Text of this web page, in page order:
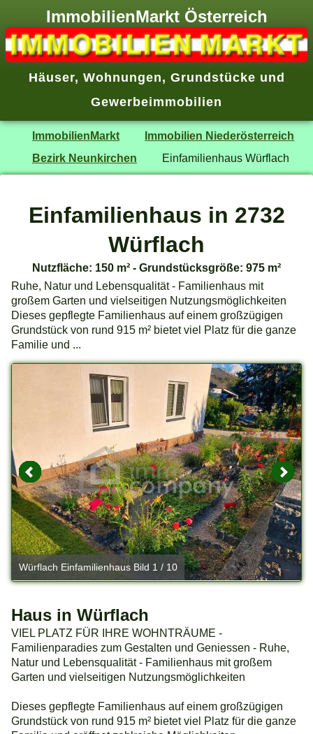
ImmobilienMarkt Österreich
Häuser, Wohnungen, Grundstücke und
Gewerbeimmobilien
ImmobilienMarkt
Immobilien Niederösterreich
Bezirk Neunkirchen
Einfamilienhaus Würflach
Einfamilienhaus in 2732
Würflach
Nutzfläche: 150 m² - Grundstücksgröße: 975 m²
Ruhe, Natur und Lebensqualität - Familienhaus mit
großem Garten und vielseitigen Nutzungsmöglichkeiten
Dieses gepflegte Familienhaus auf einem großzügigen
Grundstück von rund 915 m² bietet viel Platz für die ganze
Familie und ...
Würflach Einfamilienhaus Bild 1 / 10
Haus in Würflach
VIEL PLATZ FÜR IHRE WOHNTRÄUME -
Familienparadies zum Gestalten und Geniessen - Ruhe,
Natur und Lebensqualität - Familienhaus mit großem
Garten und vielseitigen Nutzungsmöglichkeiten
Dieses gepflegte Familienhaus auf einem großzügigen
Grundstück von rund 915 m² bietet viel Platz für die ganze